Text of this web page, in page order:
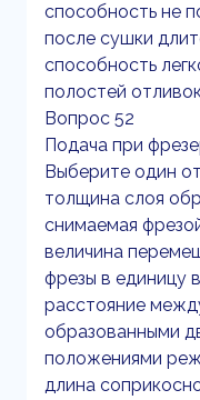
способность не
после сушки
способность
полостей
Вопрос 52
Подача при
Выберите один
толщина слоя
снимаемая
величина
фрезы в единицу
расстояние
образованными
положениями
длина